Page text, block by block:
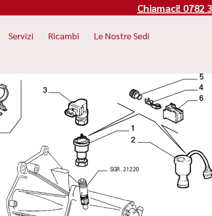
Chiamaci! 0782
Servizi Ricambi Le Nostre Sedi